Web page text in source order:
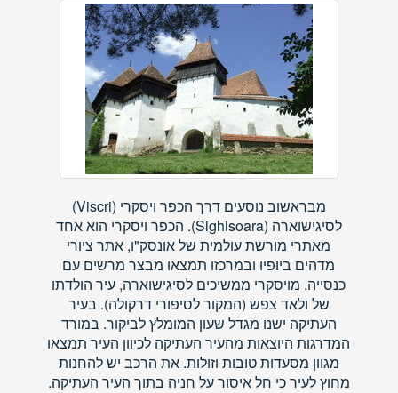
מבראשוב נוסעים דרך הכפר ויסקרי (Viscri)
לסיגישוארה (Sighisoara). הכפר ויסקרי הוא אחד
מאתרי מורשת עולמית של אונסק"ו, אתר ציורי
מדהים ביופיו ובמרכזו תמצאו מבצר מרשים עם
כנסייה. מויסקרי ממשיכים לסיגישוארה, עיר הולדתו
של ולאד צפש (המקור לסיפורי דרקולה). בעיר
העתיקה ישנו מגדל שעון המומלץ לביקור. במורד
המדרגות היוצאות מהעיר העתיקה לכיוון העיר תמצאו
מגוון מסעדות טובות וזולות. את הרכב יש להחנות
מחוץ לעיר כי חל איסור על חניה בתוך העיר העתיקה.